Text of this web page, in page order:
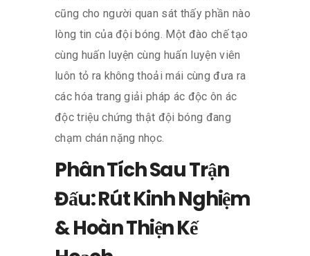
cũng cho người quan sát thấy phần nào
lòng tin của đội bóng. Một đào chế tạo
cùng huấn luyện cùng huấn luyện viên
luôn tỏ ra không thoải mái cùng đưa ra
các hóa trang giải pháp ác độc ôn ác
độc triệu chứng thật đội bóng đang
chạm chán nặng nhọc.
Phân Tích Sau Trận
Đấu: Rút Kinh Nghiệm
& Hoàn Thiện Kế